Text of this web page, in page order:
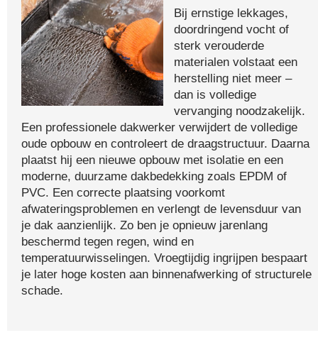
Bij ernstige lekkages,
doordringend vocht of
sterk verouderde
materialen volstaat een
herstelling niet meer –
dan is volledige
vervanging noodzakelijk.
Een professionele dakwerker verwijdert de volledige
oude opbouw en controleert de draagstructuur. Daarna
plaatst hij een nieuwe opbouw met isolatie en een
moderne, duurzame dakbedekking zoals EPDM of
PVC. Een correcte plaatsing voorkomt
afwateringsproblemen en verlengt de levensduur van
je dak aanzienlijk. Zo ben je opnieuw jarenlang
beschermd tegen regen, wind en
temperatuurwisselingen. Vroegtijdig ingrijpen bespaart
je later hoge kosten aan binnenafwerking of structurele
schade.